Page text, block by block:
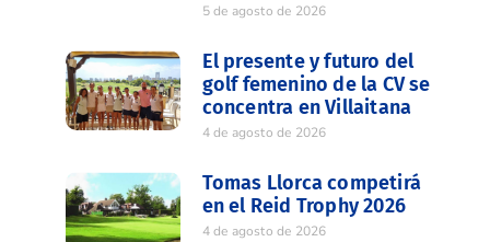
5 de agosto de 2026
El presente y futuro del
golf femenino de la CV se
concentra en Villaitana
4 de agosto de 2026
Tomas Llorca competirá
en el Reid Trophy 2026
4 de agosto de 2026